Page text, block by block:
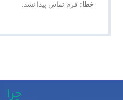
خطا: فرم تماس پیدا نشد.
چرا